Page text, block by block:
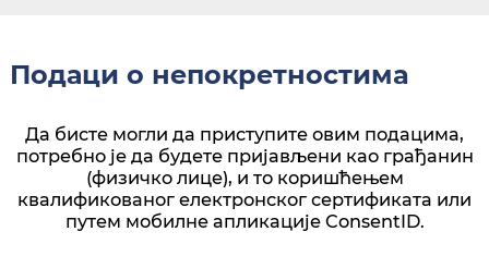
Подаци о непокретностимa
Да бисте могли да приступите овим подацима,
потребно је да будете пријављени као грађанин
(физичко лице), и то коришћењем
квалификованог електронског сертификата или
путем мобилне апликације ConsentID.